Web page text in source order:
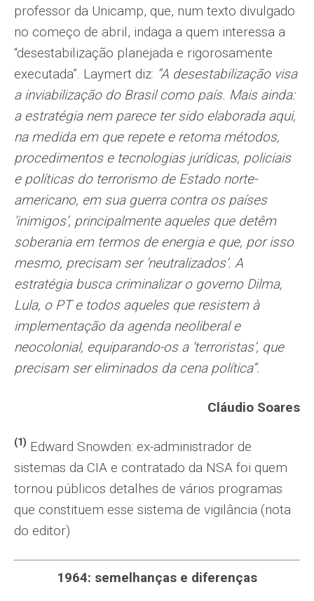
professor da Unicamp, que, num texto divulgado
no começo de abril, indaga a quem interessa a
“desestabilização planejada e rigorosamente
executada”. Laymert diz: “A desestabilização visa
a inviabilização do Brasil como país. Mais ainda:
a estratégia nem parece ter sido elaborada aqui,
na medida em que repete e retoma métodos,
procedimentos e tecnologias jurídicas, policiais
e políticas do terrorismo de Estado norte-
americano, em sua guerra contra os países
‘inimigos’, principalmente aqueles que detêm
soberania em termos de energia e que, por isso
mesmo, precisam ser ‘neutralizados’. A
estratégia busca criminalizar o governo Dilma,
Lula, o PT e todos aqueles que resistem à
implementação da agenda neoliberal e
neocolonial, equiparando-os a ‘terroristas’, que
precisam ser eliminados da cena política”.
Cláudio Soares
(1) Edward Snowden: ex-administrador de
sistemas da CIA e contratado da NSA foi quem
tornou públicos detalhes de vários programas
que constituem esse sistema de vigilância (nota
do editor)
1964: semelhanças e diferenças